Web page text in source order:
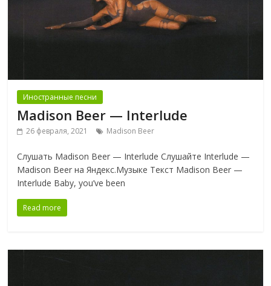
Иностранные песни
Madison Beer — Interlude
26 февраля, 2021 Madison Beer
Слушать Madison Beer — Interlude Слушайте Interlude —
Madison Beer на Яндекс.Музыке Текст Madison Beer —
Interlude Baby, you’ve been
Read more